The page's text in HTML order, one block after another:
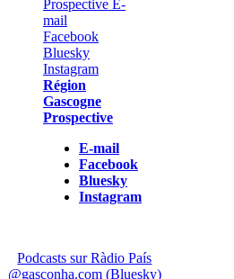
Région
Gascogne
Prospective
E-mail
Facebook
Bluesky
Instagram
Podcasts sur Ràdio País
@gasconha.com (Bluesky)